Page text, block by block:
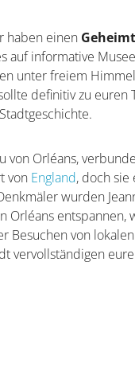
haben einen
auf informative
unter freiem
definitiv zu
von Orléans,
von England, doch
wurden
Orléans
Besuchen von
vervollständigen